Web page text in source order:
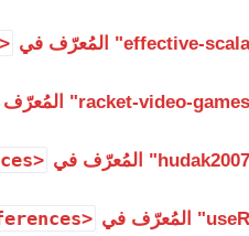
<references>
<references>
<references>